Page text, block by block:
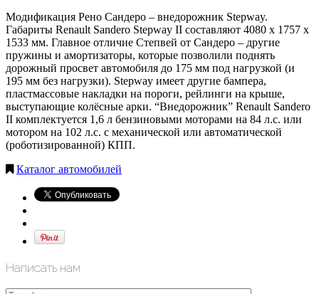
Модификация Рено Сандеро – внедорожник Stepway.
Габариты Renault Sandero Stepway II составляют 4080 х 1757 х
1533 мм. Главное отличие Степвей от Сандеро – другие
пружины и амортизаторы, которые позволили поднять
дорожный просвет автомобиля до 175 мм под нагрузкой (и
195 мм без нагрузки). Stepway имеет другие бампера,
пластмассовые накладки на пороги, рейлинги на крыше,
выступающие колёсные арки. “Внедорожник” Renault Sandero
II комплектуется 1,6 л бензиновыми моторами на 84 л.с. или
мотором на 102 л.с. с механической или автоматической
(роботизированной) КПП.
Каталог автомобилей
Написать нам